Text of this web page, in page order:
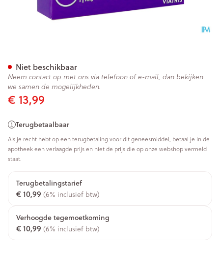
€ 13,99
Terugbetaalbaar
Als je recht hebt op een terugbetaling voor dit geneesmiddel, betaal je in de
apotheek een verlaagde prijs en niet de prijs die op onze webshop vermeld
staat.
Terugbetalingstarief
€ 10,99 (6% inclusief btw)
Verhoogde tegemoetkoming
€ 10,99 (6% inclusief btw)
Niet beschikbaar
Neem contact op met ons via telefoon of e-mail, dan bekijken
we samen de mogelijkheden.